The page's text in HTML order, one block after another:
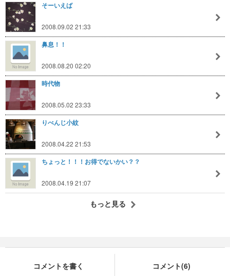
そーいえば
2008.09.02 21:33
鼻息！！
2008.08.20 02:20
時代物
2008.05.02 23:33
りべんじ小紋
2008.04.22 21:53
ちょっと！！！お得でないかい？？
2008.04.19 21:07
もっと見る
コメントを書く コメント(6)